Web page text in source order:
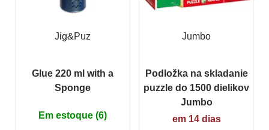
Jig&Puz
Glue 220 ml with a
Sponge
Em estoque (6)
Jumbo
Podložka na skladanie
puzzle do 1500 dielikov
Jumbo
em 14 dias